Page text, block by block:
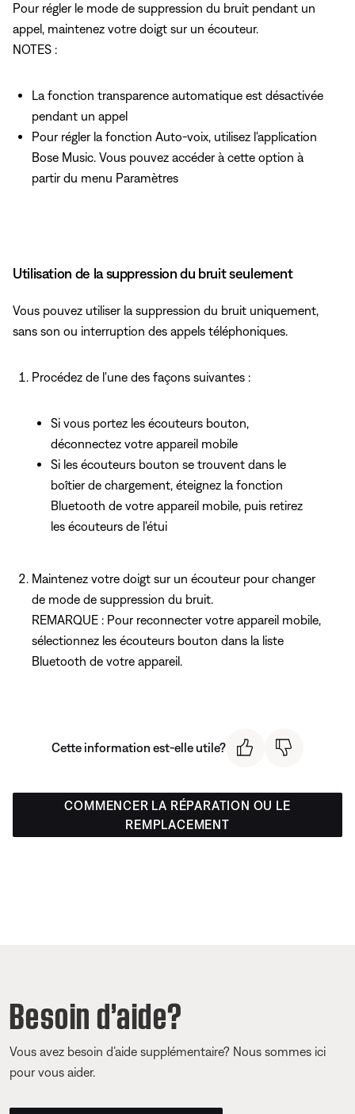
Pour régler le mode de suppression du bruit pendant un
appel, maintenez votre doigt sur un écouteur.
NOTES :
La fonction transparence automatique est désactivée
pendant un appel
Pour régler la fonction Auto-voix, utilisez l'application
Bose Music. Vous pouvez accéder à cette option à
partir du menu Paramètres
Utilisation de la suppression du bruit seulement
Vous pouvez utiliser la suppression du bruit uniquement,
sans son ou interruption des appels téléphoniques.
Procédez de l'une des façons suivantes :
Si vous portez les écouteurs bouton,
déconnectez votre appareil mobile
Si les écouteurs bouton se trouvent dans le
boîtier de chargement, éteignez la fonction
Bluetooth de votre appareil mobile, puis retirez
les écouteurs de l'étui
Maintenez votre doigt sur un écouteur pour changer
de mode de suppression du bruit.
REMARQUE : Pour reconnecter votre appareil mobile,
sélectionnez les écouteurs bouton dans la liste
Bluetooth de votre appareil.
Cette information est-elle utile?
COMMENCER LA RÉPARATION OU LE
REMPLACEMENT
Besoin d’aide?
Vous avez besoin d’aide supplémentaire? Nous sommes ici
pour vous aider.